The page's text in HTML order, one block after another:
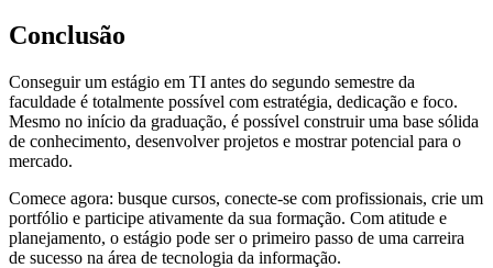
Conclusão
Conseguir um estágio em TI antes do segundo semestre da
faculdade é totalmente possível com estratégia, dedicação e foco.
Mesmo no início da graduação, é possível construir uma base sólida
de conhecimento, desenvolver projetos e mostrar potencial para o
mercado.
Comece agora: busque cursos, conecte-se com profissionais, crie um
portfólio e participe ativamente da sua formação. Com atitude e
planejamento, o estágio pode ser o primeiro passo de uma carreira
de sucesso na área de tecnologia da informação.